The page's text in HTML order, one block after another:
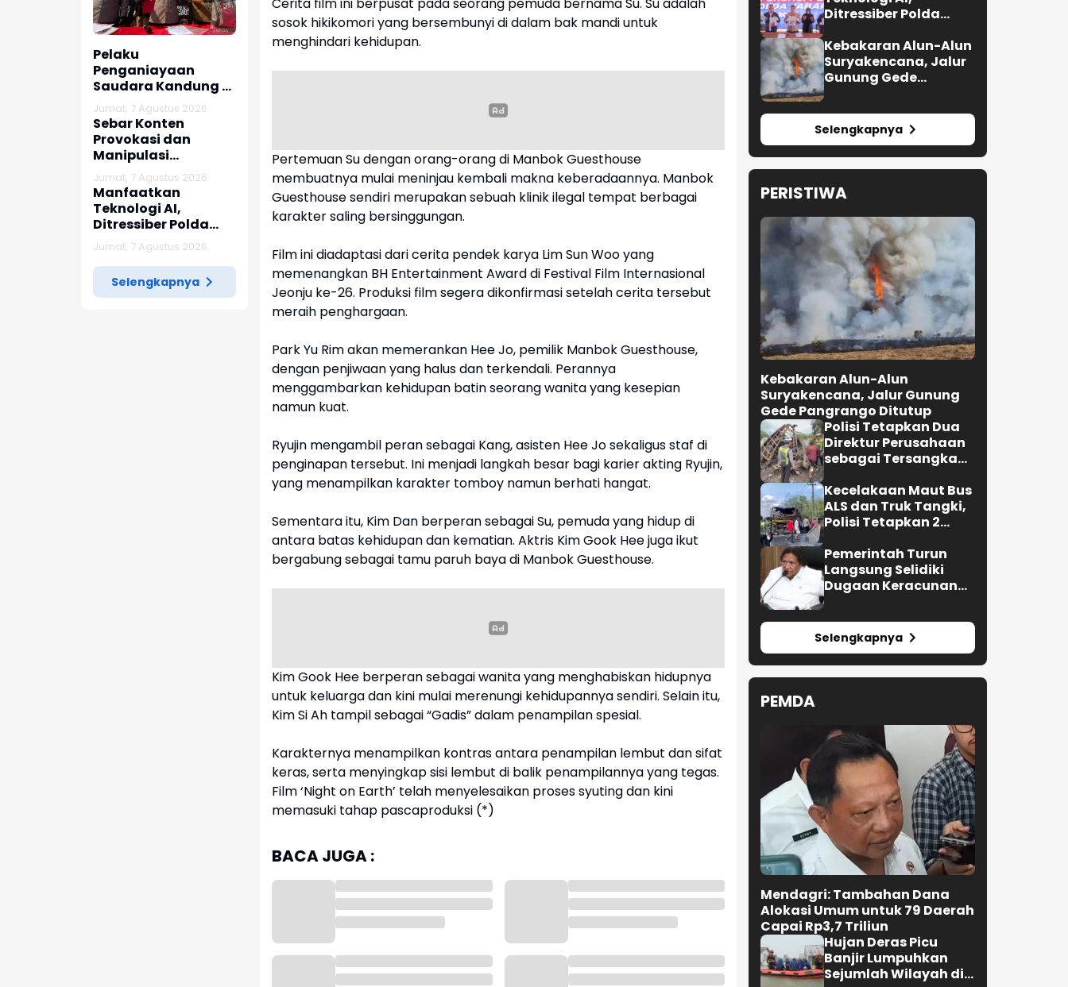
Pelaku
Penganiayaan
Saudara Kandung di
Banyuresmi, Polres
Garut Amankan
Tersangka Kurang
dari 24 Jam
Jumat, 7 Agustus 2026
Sebar Konten
Provokasi dan
Manipulasi
Informasi di Media
Sosial,Polda Jabar
Ringkus Dua Pria
Jumat, 7 Agustus 2026
Manfaatkan
Teknologi AI,
Ditressiber Polda
Jabar Ungkap Kasus
Ujaran Kebencian
Jumat, 7 Agustus 2026
Selengkapnya
sosok hikikomori yang bersembunyi di dalam bak mandi untuk
menghindari kehidupan.
Pertemuan Su dengan orang-orang di Manbok Guesthouse
membuatnya mulai meninjau kembali makna keberadaannya. Manbok
Guesthouse sendiri merupakan sebuah klinik ilegal tempat berbagai
karakter saling bersinggungan.
Film ini diadaptasi dari cerita pendek karya Lim Sun Woo yang
memenangkan BH Entertainment Award di Festival Film Internasional
Jeonju ke-26. Produksi film segera dikonfirmasi setelah cerita tersebut
meraih penghargaan.
Park Yu Rim akan memerankan Hee Jo, pemilik Manbok Guesthouse,
dengan penjiwaan yang halus dan terkendali. Perannya
menggambarkan kehidupan batin seorang wanita yang kesepian
namun kuat.
Ryujin mengambil peran sebagai Kang, asisten Hee Jo sekaligus staf di
penginapan tersebut. Ini menjadi langkah besar bagi karier akting Ryujin,
yang menampilkan karakter tomboy namun berhati hangat.
Sementara itu, Kim Dan berperan sebagai Su, pemuda yang hidup di
antara batas kehidupan dan kematian. Aktris Kim Gook Hee juga ikut
bergabung sebagai tamu paruh baya di Manbok Guesthouse.
Kim Gook Hee berperan sebagai wanita yang menghabiskan hidupnya
untuk keluarga dan kini mulai merenungi kehidupannya sendiri. Selain itu,
Kim Si Ah tampil sebagai “Gadis” dalam penampilan spesial.
Karakternya menampilkan kontras antara penampilan lembut dan sifat
keras, serta menyingkap sisi lembut di balik penampilannya yang tegas.
Film ‘Night on Earth’ telah menyelesaikan proses syuting dan kini
memasuki tahap pascaproduksi (*)
BACA JUGA :
Ditressiber Polda
Ujaran Kebencian
Kebakaran Alun-Alun
Suryakencana, Jalur
Gunung Gede
Selengkapnya
PERISTIWA
Kebakaran Alun-Alun
Suryakencana, Jalur Gunung
Gede Pangrango Ditutup
Polisi Tetapkan Dua
Direktur Perusahaan
sebagai Tersangka
ALS di Muratara
Kecelakaan Maut Bus
ALS dan Truk Tangki,
Polisi Tetapkan 2
Pemerintah Turun
Langsung Selidiki
Dugaan Keracunan
Jayapura
Selengkapnya
PEMDA
Mendagri: Tambahan Dana
Alokasi Umum untuk 79 Daerah
Capai Rp3,7 Triliun
Hujan Deras Picu
Banjir Lumpuhkan
Sejumlah Wilayah di